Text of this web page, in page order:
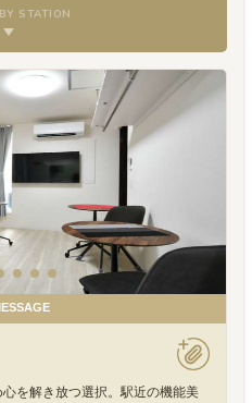
STATION
を解き放つ選択。駅近の機能美